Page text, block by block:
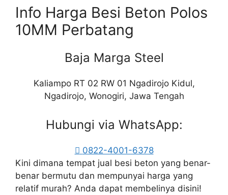
Info Harga Besi Beton Polos
10MM Perbatang
Baja Marga Steel
Kaliampo RT 02 RW 01 Ngadirojo Kidul,
Ngadirojo, Wonogiri, Jawa Tengah
Hubungi via WhatsApp:
0822-4001-6378
Kini dimana tempat jual besi beton yang benar-
benar bermutu dan mempunyai harga yang
relatif murah? Anda dapat membelinya disini!